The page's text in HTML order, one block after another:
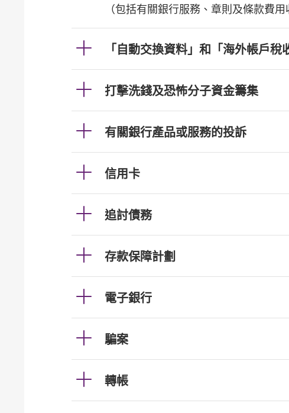
（包括有關銀行服務、章則及條款費用
「自動交換資料」和「海外帳戶稅
打擊洗錢及恐怖分子資金籌集
有關銀行產品或服務的投訴
信用卡
追討債務
存款保障計劃
電子銀行
騙案
轉帳